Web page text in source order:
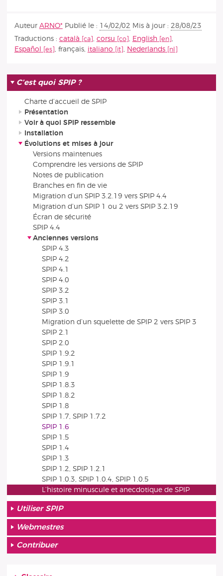
Auteur ARNO* Publié le : 14/02/02 Mis à jour : 28/08/23
Traductions : català corsu English
Español
français, italiano Nederlands
C’est quoi SPIP ?
Charte d’accueil de SPIP
Présentation
Voir à quoi SPIP ressemble
Installation
Évolutions et mises à jour
Versions maintenues
Comprendre les versions de SPIP
Notes de publication
Branches en fin de vie
Migration d’un SPIP 3.2.19 vers SPIP 4.4
Migration d’un SPIP 1 ou 2 vers SPIP 3.2.19
Écran de sécurité
SPIP 4.4
Anciennes versions
SPIP 4.3
SPIP 4.2
SPIP 4.1
SPIP 4.0
SPIP 3.2
SPIP 3.1
SPIP 3.0
Migration d’un squelette de SPIP 2 vers SPIP 3
SPIP 2.1
SPIP 2.0
SPIP 1.9.2
SPIP 1.9.1
SPIP 1.9
SPIP 1.8.3
SPIP 1.8.2
SPIP 1.8
SPIP 1.7, SPIP 1.7.2
SPIP 1.6
SPIP 1.5
SPIP 1.4
SPIP 1.3
SPIP 1.2, SPIP 1.2.1
SPIP 1.0.3, SPIP 1.0.4, SPIP 1.0.5
L’histoire minuscule et anecdotique de SPIP
Utiliser SPIP
Webmestres
Contribuer